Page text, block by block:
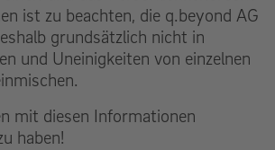
ist zu beachten, die q.beyond AG
grundsätzlich nicht in
und Uneinigkeiten von einzelnen
mit diesen Informationen
haben!